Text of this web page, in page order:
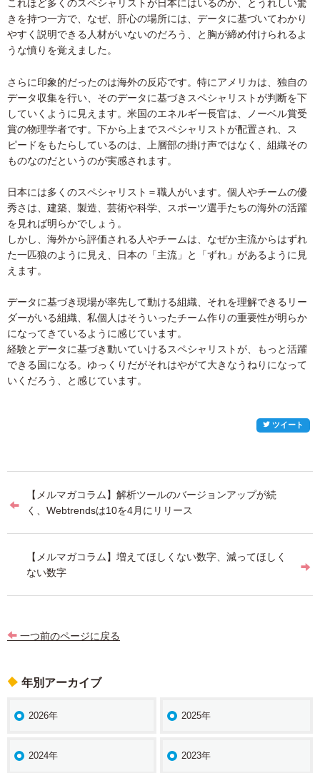
これほど多くのスペシャリストが日本にはいるのか、とうれしい驚
きを持つ一方で、なぜ、肝心の場所には、データに基づいてわかり
やすく説明できる人材がいないのだろう、と胸が締め付けられるよ
うな憤りを覚えました。
さらに印象的だったのは海外の反応です。特にアメリカは、独自の
データ収集を行い、そのデータに基づきスペシャリストが判断を下
していくように見えます。米国のエネルギー長官は、ノーベル賞受
賞の物理学者です。下から上までスペシャリストが配置され、ス
ピードをもたらしているのは、上層部の掛け声ではなく、組織その
ものなのだというのが実感されます。
日本には多くのスペシャリスト＝職人がいます。個人やチームの優
秀さは、建築、製造、芸術や科学、スポーツ選手たちの海外の活躍
を見れば明らかでしょう。
しかし、海外から評価される人やチームは、なぜか主流からはずれ
た一匹狼のように見え、日本の「主流」と「ずれ」があるように見
えます。
データに基づき現場が率先して動ける組織、それを理解できるリー
ダーがいる組織、私個人はそういったチーム作りの重要性が明らか
になってきているように感じています。
経験とデータに基づき動いていけるスペシャリストが、もっと活躍
できる国になる。ゆっくりだがそれはやがて大きなうねりになって
いくだろう、と感じています。
ツイート
稿
ナ
ー
【メルマガコラム】解析ツールのバージョンアップが続
く、Webtrendsは10を4月にリリース
【メルマガコラム】増えてほしくない数字、減ってほしく
ない数字
一つ前のページに戻る
年別アーカイブ
2026年 2025年
2024年 2023年